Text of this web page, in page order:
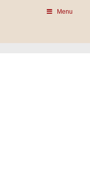
Menu